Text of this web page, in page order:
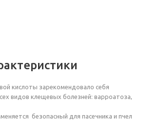
кислоты зарекомендовало себя
видов клещевых болезней: варроатоза,
безопасный для пасечника и пчел